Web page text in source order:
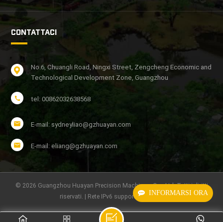
INFORMARSI ORA
CONTATTACI
No.6, Chuangli Road, Ningxi Street, Zengcheng Economic and
Technological Development Zone, Guangzhou
tel: 00862032638568
E-mail: sydneyliao@gzhuayan.com
E-mail: eliang@gzhuayan.com
© 2026 Guangzhou Huayan Precision Machinery Co., Ltd. Tutti i diritti
riservati. | Rete IPv6 supportata